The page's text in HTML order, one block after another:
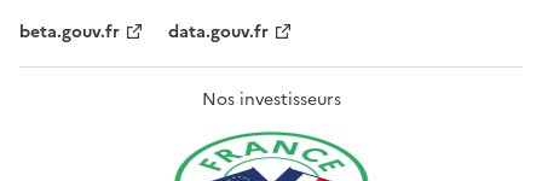
beta.gouv.fr
data.gouv.fr
Nos investisseurs